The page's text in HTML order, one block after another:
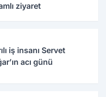
ziyaret
iş insanı Servet
acı günü